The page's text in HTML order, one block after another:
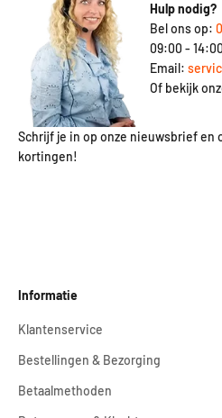
Hulp nodig?
Bel ons op:
09:00 -
Email:
Of bekijk
Schrijf je in op onze nieuwsbrief en
kortingen!
Informatie
Klantenservice
Bestellingen & Bezorging
Betaalmethoden